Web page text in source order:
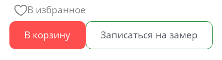
В избранное
В корзину
Записаться на замер